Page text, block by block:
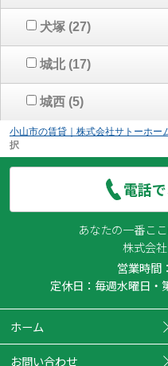
犬塚 (27)
城北 (17)
城西 (5)
小山市の賃貸｜株式会社サトーホー
択
電話
あなたの一番こ
株式会
営業時間
定休日：毎週水曜日・
ホーム
お問い合わせ